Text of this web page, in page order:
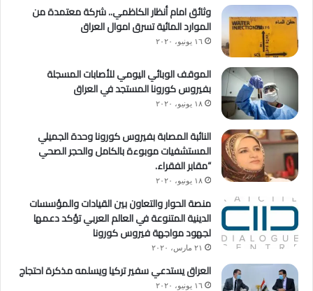
وثائق امام أنظار الكاظمي.. شركة معتمدة من
الموارد المائية تسرق اموال العراق
١٦ يونيو، ٢٠٢٠
الموقف الوبائي اليومي للأصابات المسجلة
بفيروس كورونا المستجد في العراق
١٨ يونيو، ٢٠٢٠
النائبة المصابة بفيروس كورونا وحدة الجميلي
المستشفيات موبوءة بالكامل والحجر الصحي
“مقابر الفقراء.
١٨ يونيو، ٢٠٢٠
منصة الحوار والتعاون بين القيادات والمؤسسات
الدينية المتنوعة في العالم العربي تؤكد دعمها
لجهود مواجهة فيروس كورونا
٢١ مارس، ٢٠٢٠
العراق يستدعي سفير تركيا ويسلمه مذكرة احتجاج
١٦ يونيو، ٢٠٢٠